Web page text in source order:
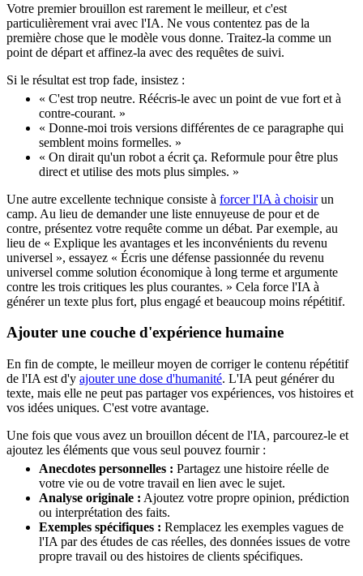
Votre premier brouillon est rarement le meilleur, et c'est
particulièrement vrai avec l'IA. Ne vous contentez pas de la
première chose que le modèle vous donne. Traitez-la comme un
point de départ et affinez-la avec des requêtes de suivi.
Si le résultat est trop fade, insistez :
« C'est trop neutre. Réécris-le avec un point de vue fort et à
contre-courant. »
« Donne-moi trois versions différentes de ce paragraphe qui
semblent moins formelles. »
« On dirait qu'un robot a écrit ça. Reformule pour être plus
direct et utilise des mots plus simples. »
Une autre excellente technique consiste à forcer l'IA à choisirun
camp. Au lieu de demander une liste ennuyeuse de pour et de
contre, présentez votre requête comme un débat. Par exemple, au
lieu de « Explique les avantages et les inconvénients du revenu
universel », essayez « Écris une défense passionnée du revenu
universel comme solution économique à long terme et argumente
contre les trois critiques les plus courantes. » Cela force l'IA à
générer un texte plus fort, plus engagé et beaucoup moins répétitif.
Ajouter une couche d'expérience humaine
En fin de compte, le meilleur moyen de corriger le contenu répétitif
de l'IA est d'y ajouter une dose d'humanité. L'IA peut générer du
texte, mais elle ne peut pas partager vos expériences, vos histoires et
vos idées uniques. C'est votre avantage.
Une fois que vous avez un brouillon décent de l'IA, parcourez-le et
ajoutez les éléments que vous seul pouvez fournir :
Anecdotes personnelles : Partagez une histoire réelle de
votre vie ou de votre travail en lien avec le sujet.
Analyse originale : Ajoutez votre propre opinion, prédiction
ou interprétation des faits.
Exemples spécifiques : Remplacez les exemples vagues de
l'IA par des études de cas réelles, des données issues de votre
propre travail ou des histoires de clients spécifiques.